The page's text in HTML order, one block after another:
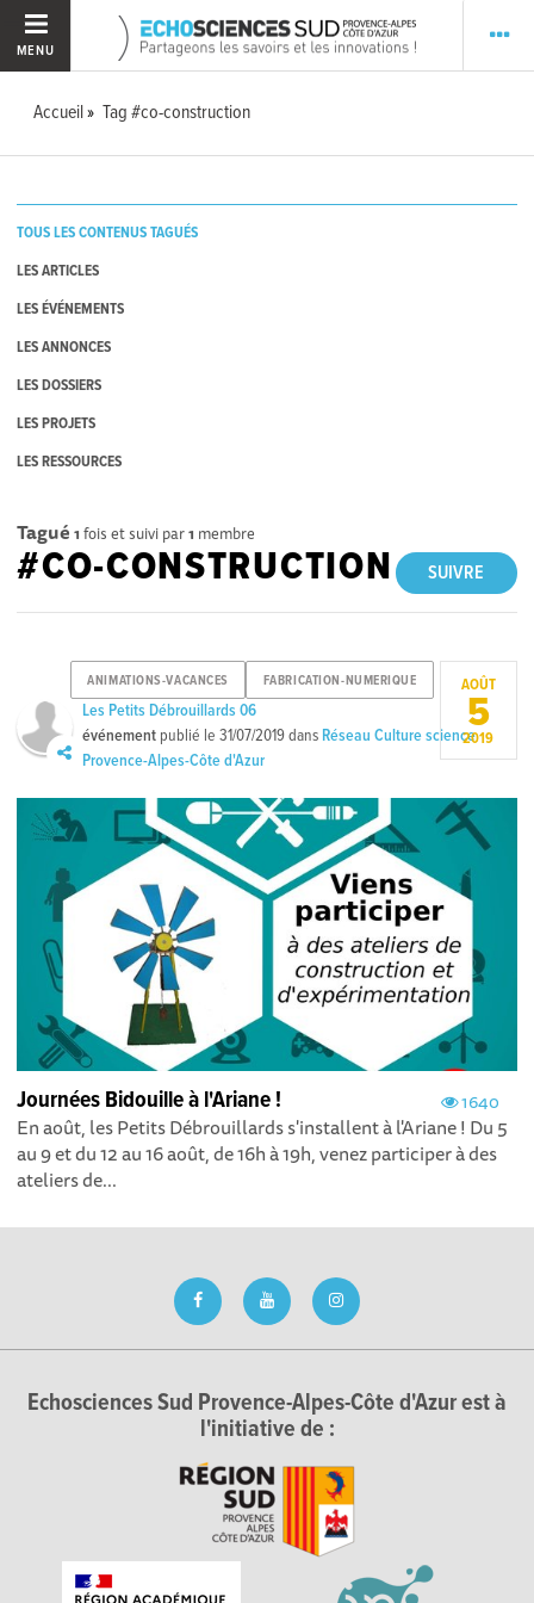
MENU
Accueil Tag #co-construction
TOUS LES CONTENUS TAGUÉS
LES ARTICLES
LES ÉVÉNEMENTS
LES ANNONCES
LES DOSSIERS
LES PROJETS
LES RESSOURCES
Tagué 1 fois et suivi par1 membre
SUIVRE
#CO-CONSTRUCTION
ANIMATIONS-VACANCES FABRICATION-NUMERIQUE
Les Petits Débrouillards 06
événement publié le31/07/2019dans Réseau Culture science
Provence-Alpes-Côte d'Azur
AOÛT
5
2019
1640
Journées Bidouille à l'Ariane !
En août, les Petits Débrouillards s'installent à l'Ariane ! Du 5
au 9 et du 12 au 16 août, de 16h à 19h, venez participer à des
ateliers de...
Echosciences Sud Provence-Alpes-Côte d'Azur est à
l'initiative de :